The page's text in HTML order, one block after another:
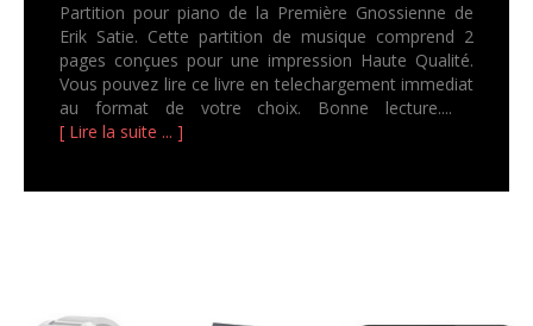
Partition pour piano de la Première Gnossienne de
Erik Satie. Cette partition de musique comprend 2
pages conçues pour une impression Haute Qualité.
Vous pouvez lire ce livre en telechargement immediat
au format de votre choix. Bonne lecture....
[ Lire la suite ... ]